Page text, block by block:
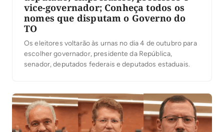
vice-governador; Conheça todos os
nomes que disputam o Governo do
TO
Os eleitores voltarão às urnas no dia 4 de outubro para
escolher governador, presidente da República,
senador, deputados federais e deputados estaduais.